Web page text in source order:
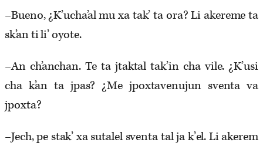
–Bueno, ¿K’ucha’al mu xa tak’ ta ora? Li akereme ta
sk’an ti li’ oyote.
–An ch’anchan. Te ta jtaktal tak’in cha vile. ¿K’usi
cha k’an ta jpas? ¿Me jpoxtavenujun sventa va
jpoxta?
–Jech, pe stak’ xa sutalel sventa tal ja k’el. Li akerem